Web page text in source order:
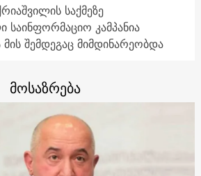
საქმეზე
კამპანია
შემდეგაც მიმდინარეობდა
მოსაზრება